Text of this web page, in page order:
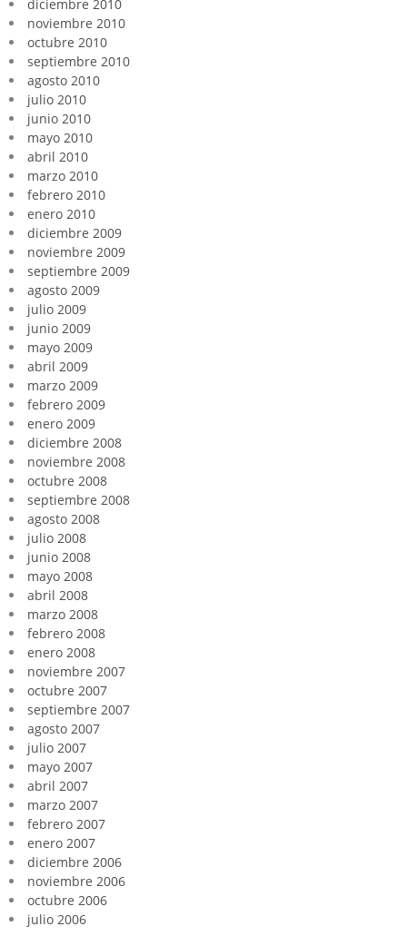
diciembre 2010
noviembre 2010
octubre 2010
septiembre 2010
agosto 2010
julio 2010
junio 2010
mayo 2010
abril 2010
marzo 2010
febrero 2010
enero 2010
diciembre 2009
noviembre 2009
septiembre 2009
agosto 2009
julio 2009
junio 2009
mayo 2009
abril 2009
marzo 2009
febrero 2009
enero 2009
diciembre 2008
noviembre 2008
octubre 2008
septiembre 2008
agosto 2008
julio 2008
junio 2008
mayo 2008
abril 2008
marzo 2008
febrero 2008
enero 2008
noviembre 2007
octubre 2007
septiembre 2007
agosto 2007
julio 2007
mayo 2007
abril 2007
marzo 2007
febrero 2007
enero 2007
diciembre 2006
noviembre 2006
octubre 2006
julio 2006